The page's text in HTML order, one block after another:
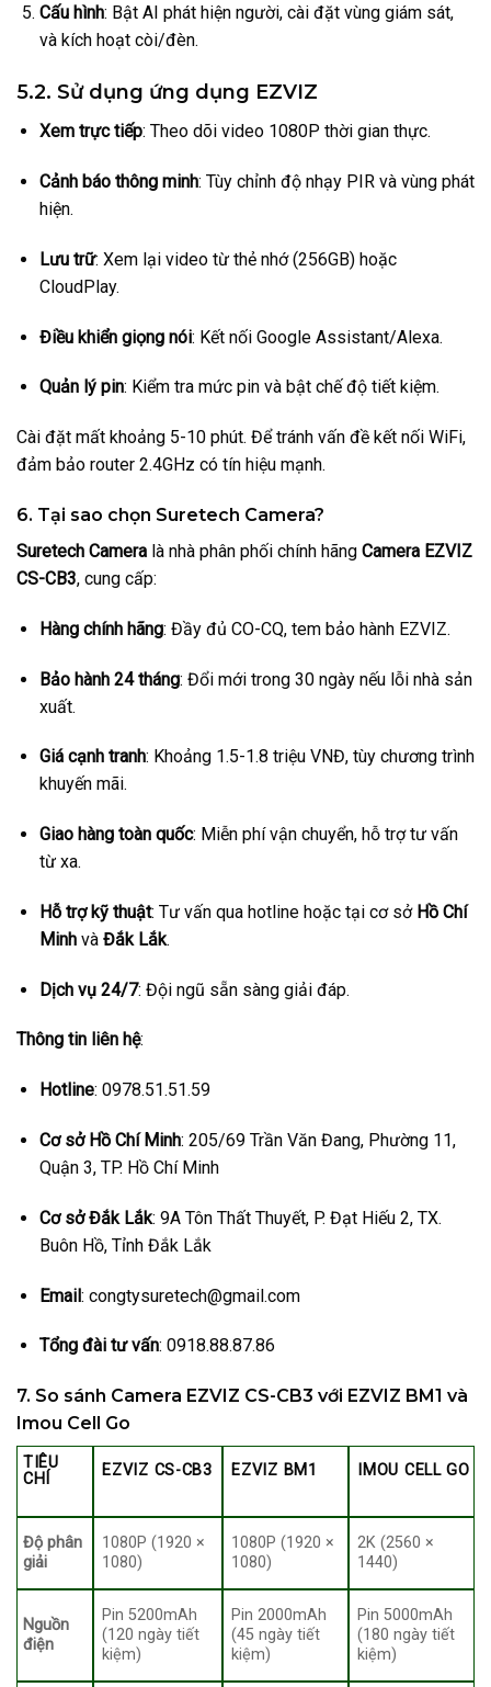
Cấu hình: Bật AI phát hiện người, cài đặt vùng giám sát,
và kích hoạt còi/đèn.
5.2. Sử dụng ứng dụng EZVIZ
Xem trực tiếp: Theo dõi video 1080P thời gian thực.
Cảnh báo thông minh: Tùy chỉnh độ nhạy PIR và vùng phát
hiện.
Lưu trữ: Xem lại video từ thẻ nhớ (256GB) hoặc
CloudPlay.
Điều khiển giọng nói: Kết nối Google Assistant/Alexa.
Quản lý pin: Kiểm tra mức pin và bật chế độ tiết kiệm.
Cài đặt mất khoảng 5-10 phút. Để tránh vấn đề kết nối WiFi,
đảm bảo router 2.4GHz có tín hiệu mạnh.
6. Tại sao chọn Suretech Camera?
Suretech Camera là nhà phân phối chính hãng Camera EZVIZ
CS-CB3, cung cấp:
Hàng chính hãng: Đầy đủ CO-CQ, tem bảo hành EZVIZ.
Bảo hành 24 tháng: Đổi mới trong 30 ngày nếu lỗi nhà sản
xuất.
Giá cạnh tranh: Khoảng 1.5-1.8 triệu VNĐ, tùy chương trình
khuyến mãi.
Giao hàng toàn quốc: Miễn phí vận chuyển, hỗ trợ tư vấn
từ xa.
Hỗ trợ kỹ thuật: Tư vấn qua hotline hoặc tại cơ sở Hồ Chí
Minhvà Đắk Lắk.
Dịch vụ 24/7: Đội ngũ sẵn sàng giải đáp.
Thông tin liên hệ:
Hotline: 0978.51.51.59
Cơ sở Hồ Chí Minh: 205/69 Trần Văn Đang, Phường 11,
Quận 3, TP. Hồ Chí Minh
Cơ sở Đắk Lắk: 9A Tôn Thất Thuyết, P. Đạt Hiếu 2, TX.
Buôn Hồ, Tỉnh Đắk Lắk
Email: congtysuretech@gmail.com
Tổng đài tư vấn: 0918.88.87.86
7. So sánh Camera EZVIZ CS-CB3 với EZVIZ BM1 và
Imou Cell Go
TIÊU
CHÍ
EZVIZ CS-CB3 EZVIZ BM1 IMOU CELL GO
Độ phân
giải
1080P (1920 ×
1080)
1080P (1920 ×
1080)
2K (2560 ×
1440)
Nguồn
điện
Pin 5200mAh
(120 ngày tiết
kiệm)
Pin 2000mAh
(45 ngày tiết
kiệm)
Pin 5000mAh
(180 ngày tiết
kiệm)